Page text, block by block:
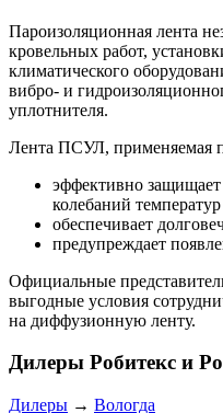
Пароизоляционная лента
кровельных работ,
климатического
вибро- и
уплотнителя.
Лента ПСУЛ, применяемая
эффективно
колебаний
обеспечивает
предупреждает
Официальные
выгодные условия
на диффузионную ленту.
Дилеры Робитекс и
Дилеры → Вологда